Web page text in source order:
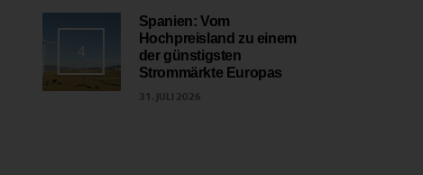
4
Spanien: Vom
Hochpreisland zu einem
der günstigsten
Strommärkte Europas
31. JULI 2026